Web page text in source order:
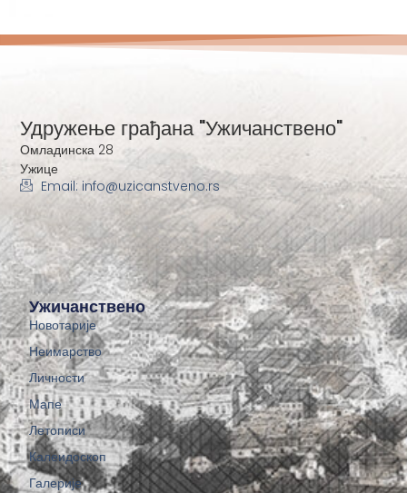
Ужичанствено
Новотарије
Неимарство
Личности
Мапе
Летописи
Калеидоскоп
Галерије
Удружење грађана "Ужичанствено"
Омладинска 28
Ужице
Email: info@uzicanstveno.rs